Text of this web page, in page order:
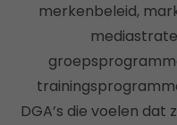
merkenbeleid,
DGA’s die voelen